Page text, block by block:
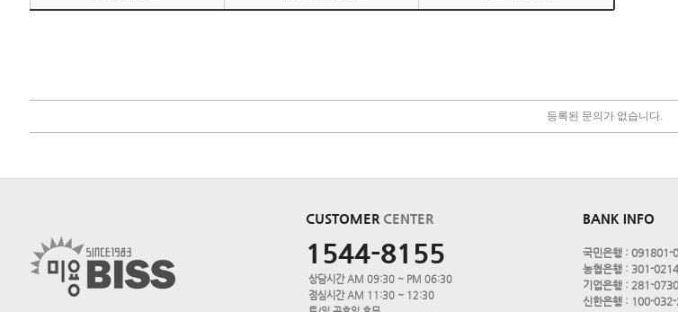
등록된 문의가 없습니다.
CUSTOMER CENTER
1544-8155
상담시간 AM 09:30 ~ PM 06:30
점심시간 AM 11:30 ~ 12:30
BANK INFO
국민은행 : 091801-
농협은행 : 301-
기업은행 : 281-
신한은행 : 100-